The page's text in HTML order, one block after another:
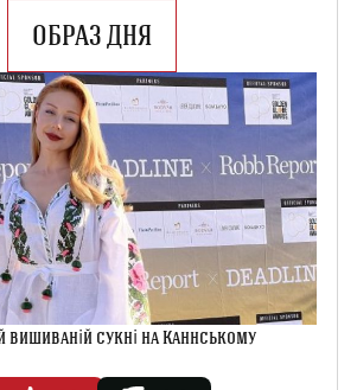
ОБРАЗ ДНЯ
вишиваній сукні на Каннському